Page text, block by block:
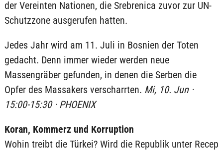
der Vereinten Nationen, die Srebrenica zuvor zur UN-
Schutzzone ausgerufen hatten.
Jedes Jahr wird am 11. Juli in Bosnien der Toten
gedacht. Denn immer wieder werden neue
Massengräber gefunden, in denen die Serben die
Opfer des Massakers verscharrten. Mi, 10. Jun ·
15:00-15:30 · PHOENIX
Koran, Kommerz und Korruption
Wohin treibt die Türkei? Wird die Republik unter Recep